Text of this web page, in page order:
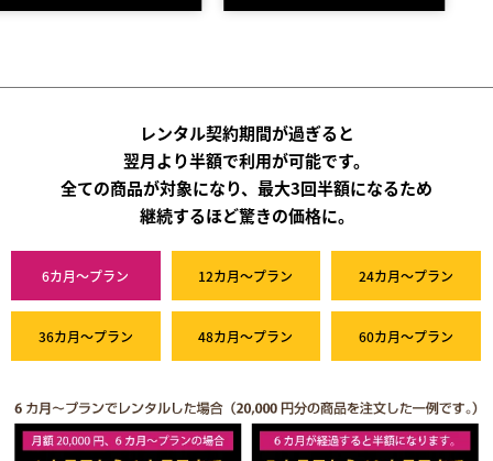
レンタル契約期間が過ぎると
翌月より半額で利用が可能です。
全ての商品が対象になり、最大3回半額になるため
継続するほど驚きの価格に。
6カ月～プラン 12カ月～プラン 24カ月～プラン
36カ月～プラン 48カ月～プラン 60カ月～プラン